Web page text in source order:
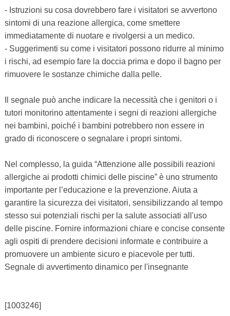
- Istruzioni su cosa dovrebbero fare i visitatori se avvertono
sintomi di una reazione allergica, come smettere
immediatamente di nuotare e rivolgersi a un medico.
- Suggerimenti su come i visitatori possono ridurre al minimo
i rischi, ad esempio fare la doccia prima e dopo il bagno per
rimuovere le sostanze chimiche dalla pelle.
Il segnale può anche indicare la necessità che i genitori o i
tutori monitorino attentamente i segni di reazioni allergiche
nei bambini, poiché i bambini potrebbero non essere in
grado di riconoscere o segnalare i propri sintomi.
Nel complesso, la guida “Attenzione alle possibili reazioni
allergiche ai prodotti chimici delle piscine” è uno strumento
importante per l’educazione e la prevenzione. Aiuta a
garantire la sicurezza dei visitatori, sensibilizzando al tempo
stesso sui potenziali rischi per la salute associati all'uso
delle piscine. Fornire informazioni chiare e concise consente
agli ospiti di prendere decisioni informate e contribuire a
promuovere un ambiente sicuro e piacevole per tutti.
Segnale di avvertimento dinamico per l'insegnante
[1003246]